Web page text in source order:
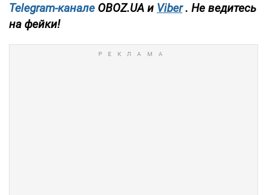
Telegram-канале OBOZ.UA и Viber . Не ведитесь
на фейки!